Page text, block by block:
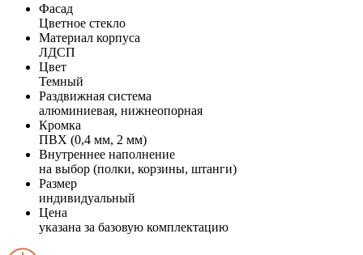
Фасад
Цветное стекло
Материал корпуса
ЛДСП
Цвет
Темный
Раздвижная система
алюминиевая, нижнеопорная
Кромка
ПВХ (0,4 мм, 2 мм)
Внутреннее наполнение
на выбор (полки, корзины, штанги)
Размер
индивидуальный
Цена
указана за базовую комплектацию